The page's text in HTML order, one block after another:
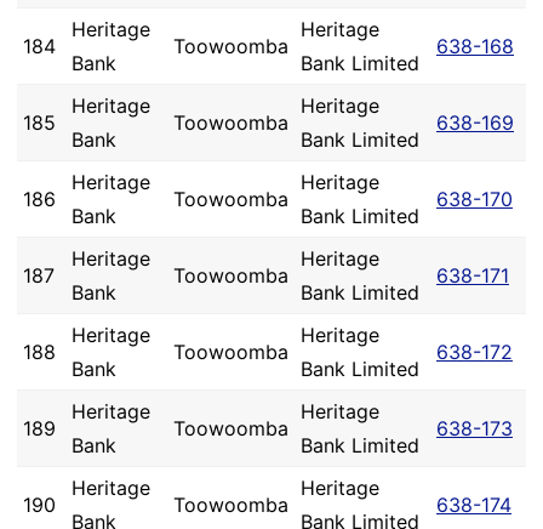
184
Heritage
Bank
Toowoomba
Heritage
Bank Limited
638-168
185
Heritage
Bank
Toowoomba
Heritage
Bank Limited
638-169
186
Heritage
Bank
Toowoomba
Heritage
Bank Limited
638-170
187
Heritage
Bank
Toowoomba
Heritage
Bank Limited
638-171
188
Heritage
Bank
Toowoomba
Heritage
Bank Limited
638-172
189
Heritage
Bank
Toowoomba
Heritage
Bank Limited
638-173
190
Heritage
Bank
Toowoomba
Heritage
Bank Limited
638-174